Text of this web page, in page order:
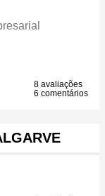
8 avaliações
6 comentários